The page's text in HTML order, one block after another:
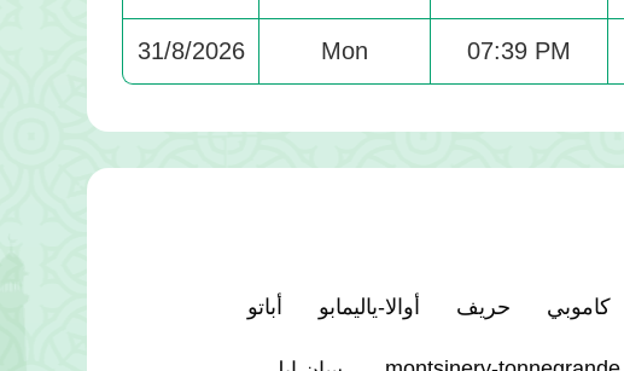
31/8/2026 Mon 07:39 PM
كاموبي حريف أوالا-ياليمابو أباتو